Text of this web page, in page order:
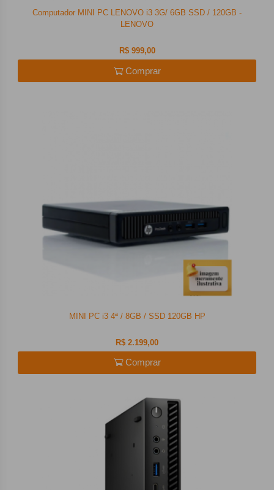
Computador MINI PC LENOVO i3 3G/ 6GB SSD / 120GB -
LENOVO
R$ 999,00
Comprar
MINI PC i3 4ª / 8GB / SSD 120GB HP
R$ 2.199,00
Comprar